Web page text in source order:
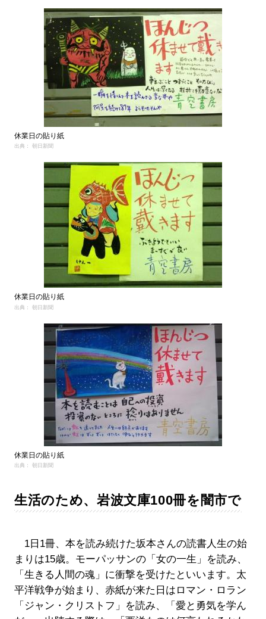
休業日の貼り紙
出典： 朝日新聞
休業日の貼り紙
出典： 朝日新聞
休業日の貼り紙
出典： 朝日新聞
生活のため、岩波文庫100冊を闇市で
1日1冊、本を読み続けた坂本さんの読書人生の始
まりは15歳。モーパッサンの「女の一生」を読み、
「生きる人間の魂」に衝撃を受けたといいます。太
平洋戦争が始まり、赤紙が来た日はロマン・ロラン
「ジャン・クリストフ」を読み、「愛と勇気を学ん